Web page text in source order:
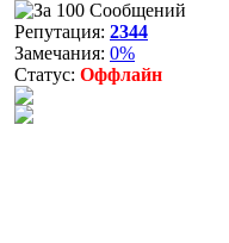
Репутация: 2344
Замечания: 0%
Статус: Оффлайн